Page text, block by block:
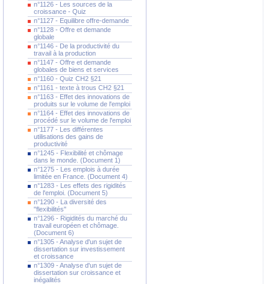
n°1126 - Les sources de la
croissance - Quiz
n°1127 - Equilibre offre-demande
n°1128 - Offre et demande
globale
n°1146 - De la productivité du
travail à la production
n°1147 - Offre et demande
globales de biens et services
n°1160 - Quiz CH2 §21
n°1161 - texte à trous CH2 §21
n°1163 - Effet des innovations de
produits sur le volume de l'emploi
n°1164 - Effet des innovations de
procédé sur le volume de l'emploi
n°1177 - Les différentes
utilisations des gains de
productivité
n°1245 - Flexibilité et chômage
dans le monde. (Document 1)
n°1275 - Les emplois à durée
limitée en France. (Document 4)
n°1283 - Les effets des rigidités
de l'emploi. (Document 5)
n°1290 - La diversité des
"flexibilités"
n°1296 - Rigidités du marché du
travail européen et chômage.
(Document 6)
n°1305 - Analyse d'un sujet de
dissertation sur investissement
et croissance
n°1309 - Analyse d'un sujet de
dissertation sur croissance et
inégalités